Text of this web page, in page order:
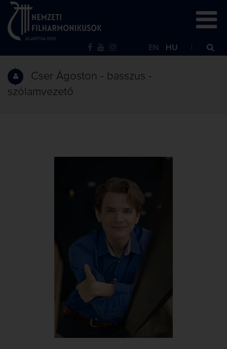
EN HU
Cser Ágoston - basszus -
szólamvezető